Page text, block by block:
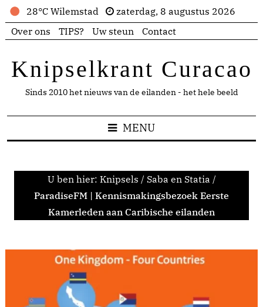
28°C Wilemstad
zaterdag, 8 augustus 2026
Over ons
TIPS? Uw steun Contact
Knipselkrant Curacao
Sinds 2010 het nieuws van de eilanden - het hele beeld
MENU
U ben hier: Knipsels / Saba en Statia /
ParadiseFM | Kennismakingsbezoek Eerste
Kamerleden aan Caribische eilanden